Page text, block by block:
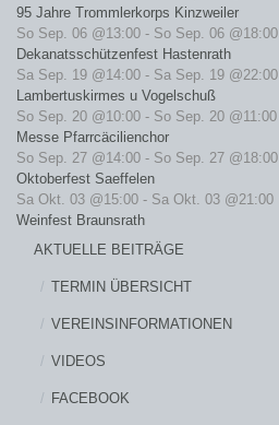
95 Jahre Trommlerkorps Kinzweiler
So Sep. 06 @13:00 - So Sep. 06 @18:00
Dekanatsschützenfest Hastenrath
Sa Sep. 19 @14:00 - Sa Sep. 19 @22:00
Lambertuskirmes u Vogelschuß
So Sep. 20 @10:00 - So Sep. 20 @11:00
Messe Pfarrcäcilienchor
So Sep. 27 @14:00 - So Sep. 27 @18:00
Oktoberfest Saeffelen
Sa Okt. 03 @15:00 - Sa Okt. 03 @21:00
Weinfest Braunsrath
AKTUELLE BEITRÄGE
TERMIN ÜBERSICHT
VEREINSINFORMATIONEN
VIDEOS
FACEBOOK